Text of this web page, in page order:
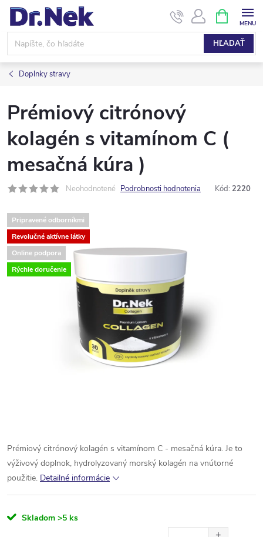
Prejsť
obsah
HĽADAŤ
KOŠÍK
Doplnky stravy
Prémiový citrónový
kolagén s vitamínom C (
mesačná kúra )
Neohodnotené Podrobnosti hodnotenia Kód: 2220
Pripravené odborníkmi
Revolučné aktívne látky
Online podpora
Rýchle doručenie
Prémiový citrónový kolagén s vitamínom C - mesačná kúra. Je to
výživový doplnok, hydrolyzovaný morský kolagén na vnútorné
použitie. Detailné informácie
Skladom >5 ks